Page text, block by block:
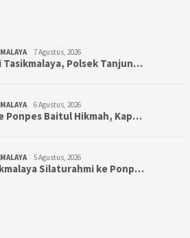
7 Agustus, 2026
Tasikmalaya, Polsek Tanjun…
6 Agustus, 2026
Ponpes Baitul Hikmah, Kap…
5 Agustus, 2026
Silaturahmi ke Ponp…